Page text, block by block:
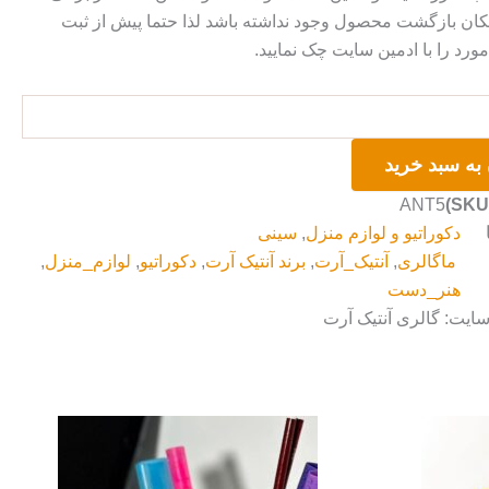
بازگشت محصول وجود نداشته باشد لذا حتما پیش از ثبت
را با ادمین سایت چک نمایید.
به سبد خرید
ANT5
دکوراتیو و لوازم منزل, سینی
ماگالری, آنتیک_آرت, برند آنتیک آرت,دکوراتیو, لوازم_منزل,
هنر_دست
گالری آنتیک آرت